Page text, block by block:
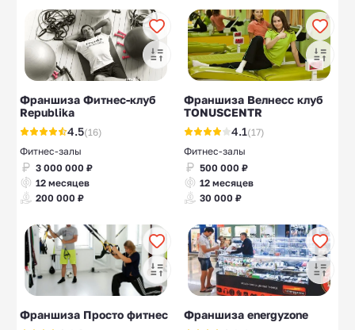
Франшиза Фитнес-клуб
Republika
4.5(16)
Фитнес-залы
3 000 000 ₽
12 месяцев
200 000 ₽
Франшиза Велнесс клуб
TONUSCENTR
4.1(17)
Фитнес-залы
500 000 ₽
12 месяцев
30 000 ₽
Франшиза Просто фитнес
Франшиза energyzone